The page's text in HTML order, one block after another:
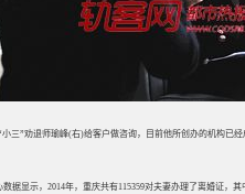
小三”劝退师瑜峰(右)给客户做咨询，目前他所创办的机构已经
显示，2014年，重庆共有115359对夫妻办理了离婚证，